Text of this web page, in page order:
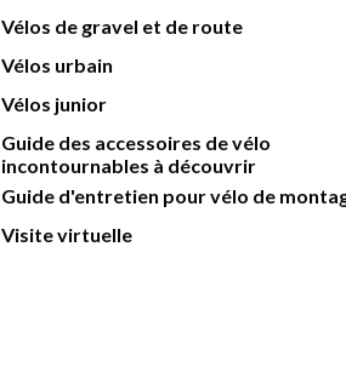
Vélos de gravel et de route
Vélos urbain
Vélos junior
Guide des accessoires de vélo
incontournables à découvrir
Guide d'entretien pour vélo de
Visite virtuelle